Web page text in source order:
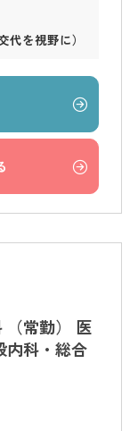
を視野に）
（常勤） 医
内科・総合